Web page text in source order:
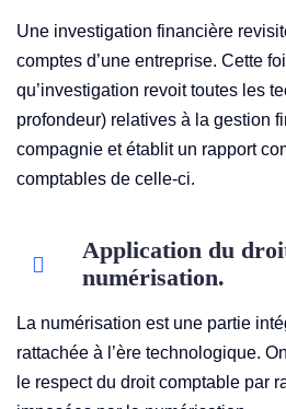
Une investigation financière
comptes d’une entreprise. Cette
qu’investigation revoit toutes les
profondeur) relatives à la gestion
compagnie et établit un rapport
comptables de celle-ci.
Application du
numérisation.
La numérisation est une partie
rattachée à l’ère technologique.
le respect du droit comptable par